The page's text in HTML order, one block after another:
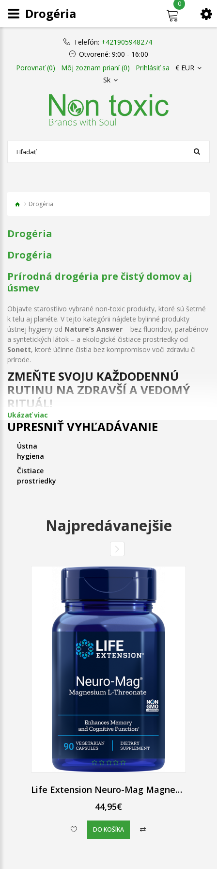
Telefón: +421905948274
Otvorené: 9:00 - 16:00
Porovnať (0)
Môj zoznam prianí (0) Prihlásiť sa
€ EUR
Sk
0
Drogéria
Drogéria
Drogéria
Prírodná drogéria pre čistý domov aj
úsmev
Objavte starostlivo vybrané non-toxic produkty, ktoré sú šetrné
k telu aj planéte. V tejto kategórii nájdete bylinné produkty
ústnej hygieny od Nature’s Answer – bez fluoridov, parabénov
a syntetických látok – a ekologické čistiace prostriedky od
Sonett, ktoré účinne čistia bez kompromisov voči zdraviu či
prírode.
ZMEŇTE SVOJU KAŽDODENNÚ
RUTINU NA ZDRAVŠÍ A VEDOMÝ
RITUÁL!
Ukázať viac
UPRESNIŤ VYHĽADÁVANIE
Ústna
hygiena
Čistiace
prostriedky
Najpredávanejšie
Life Extension Neuro-Mag Magnesium L-Threonate 90 ks
44,95€
DO KOŠÍKA
Drogéria